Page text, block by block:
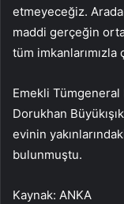
etmeyeceğiz.
maddi gerçeğin
tüm imkanlarımızla
Emekli Tümgeneral
Dorukhan
evinin
bulunmuştu.
Kaynak: ANKA